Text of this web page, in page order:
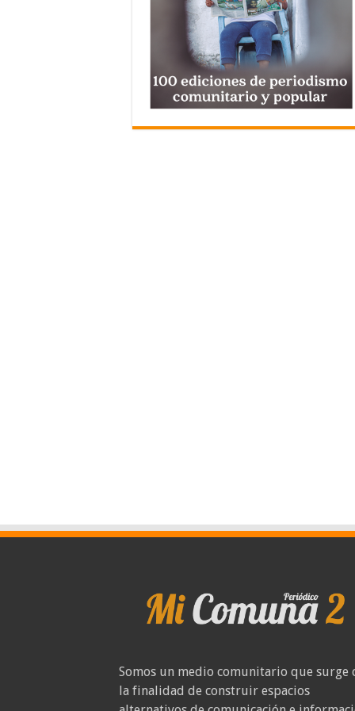
Somos un medio comunitario que surge
la finalidad de construir espacios